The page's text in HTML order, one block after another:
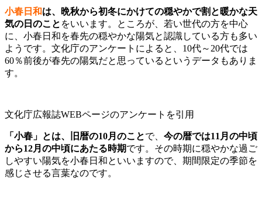
小春日和は、晩秋から初冬にかけての穏やかで割と暖かな天
気の日のこと をいいます。ところが、若い世代の方を中心
に、小春日和を春先の穏やかな陽気と認識している方も多い
ようです。文化庁のアンケートによると、10代～20代では
60％前後が春先の陽気だと思っているというデータもありま
す。
文化庁広報誌WEBページのアンケートを引用
「小春」とは、旧暦の10月のことで、 今の暦では11月の中頃
から12月の中頃にあたる時期です。その時期に穏やかな過ご
しやすい陽気を小春日和といいますので、期間限定の季節を
感じさせる言葉なのです。